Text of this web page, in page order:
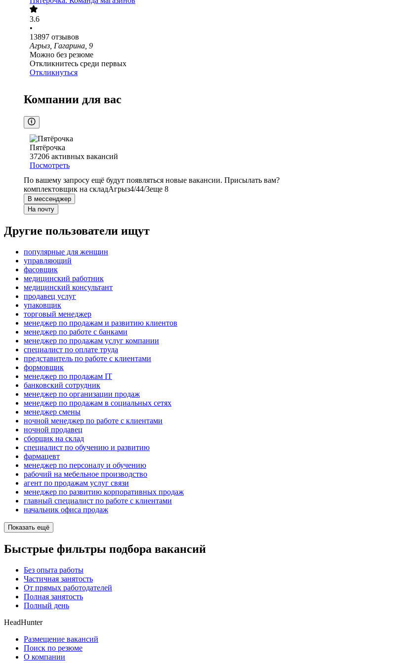
3.6
•
13897 отзывов
Агрыз, Гагарина, 9
Можно без резюме
Откликнитесь среди первых
Откликнуться
Компании для вас
Пятёрочка
37206 активных вакансий
Посмотреть
По вашему запросу ещё будут появляться новые вакансии. Присылать вам?
комплектовщик на складАгрыз4/44/3еще 8
В мессенджер
На почту
Другие пользователи ищут
популярные для женщин
управляющий
фасовщик
медицинский работник
медицинский консультант
продавец услуг
упаковщик
торговый менеджер
менеджер по продажам и развитию клиентов
менеджер по работе с банками
менеджер по продажам услуг компании
специалист по оплате труда
представитель по работе с клиентами
формовщик
менеджер по продажам IT
банковский сотрудник
менеджер по организации продаж
менеджер по продажам в социальных сетях
менеджер смены
ночной менеджер по работе с клиентами
ночной продавец
сборщик на склад
специалист по обучению и развитию
фармацевт
менеджер по персоналу и обучению
рабочий на мебельное производство
агент по продажам услуг связи
менеджер по развитию корпоративных продаж
главный специалист по работе с клиентами
начальник офиса продаж
Показать ещё
Быстрые фильтры подбора вакансий
Без опыта работы
Частичная занятость
От прямых работодателей
Полная занятость
Полный день
HeadHunter
Размещение вакансий
Поиск по резюме
О компании